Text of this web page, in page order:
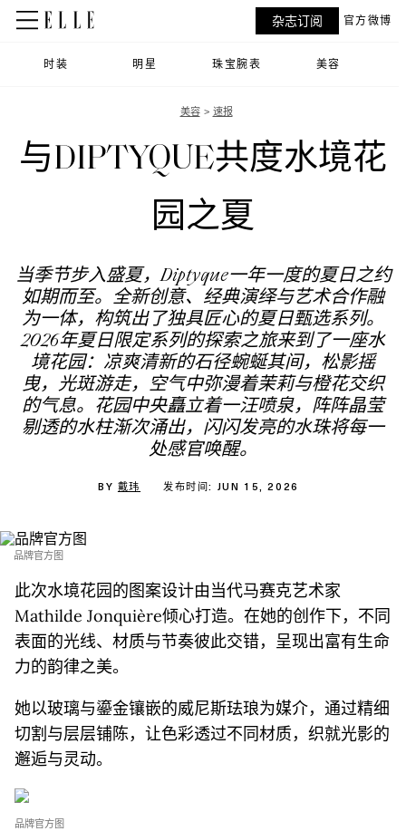
时装 明星 珠宝腕表 美容
杂志订阅 官方微博
美容 速报
与DIPTYQUE共度水境花
园之夏
当季节步入盛夏，Diptyque一年一度的夏日之约
如期而至。全新创意、经典演绎与艺术合作融
为一体，构筑出了独具匠心的夏日甄选系列。
2026年夏日限定系列的探索之旅来到了一座水
境花园：凉爽清新的石径蜿蜒其间，松影摇
曳，光斑游走，空气中弥漫着茉莉与橙花交织
的气息。花园中央矗立着一汪喷泉，阵阵晶莹
剔透的水柱渐次涌出，闪闪发亮的水珠将每一
处感官唤醒。
BY 戴玮 发布时间: JUN 15, 2026
品牌官方图
此次水境花园的图案设计由当代马赛克艺术家
Mathilde Jonquière倾心打造。在她的创作下，不同
表面的光线、材质与节奏彼此交错，呈现出富有生命
力的韵律之美。
她以玻璃与鎏金镶嵌的威尼斯珐琅为媒介，通过精细
切割与层层铺陈，让色彩透过不同材质，织就光影的
邂逅与灵动。
品牌官方图